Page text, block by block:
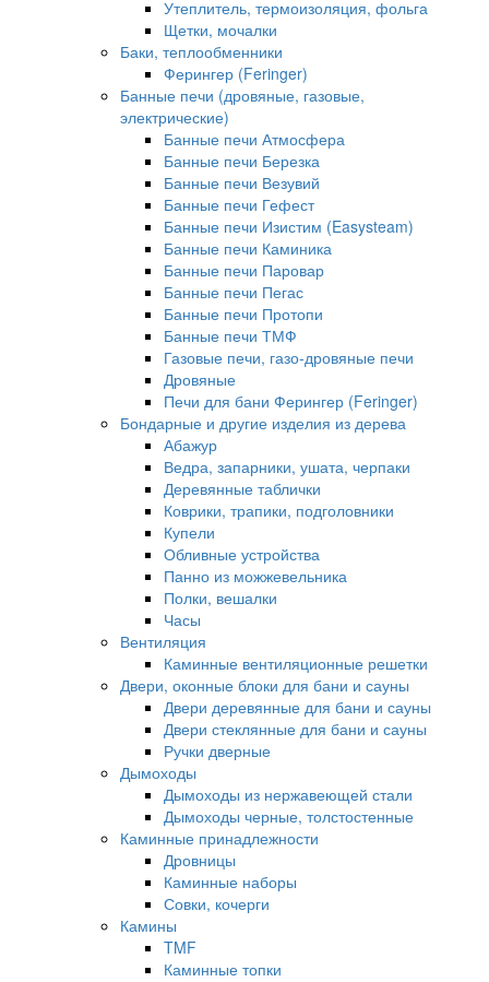
Утеплитель, термоизоляция, фольга
Щетки, мочалки
Баки, теплообменники
Ферингер (Feringer)
Банные печи (дровяные, газовые,
электрические)
Банные печи Атмосфера
Банные печи Березка
Банные печи Везувий
Банные печи Гефест
Банные печи Изистим (Easysteam)
Банные печи Каминика
Банные печи Паровар
Банные печи Пегас
Банные печи Протопи
Банные печи ТМФ
Газовые печи, газо-дровяные печи
Дровяные
Печи для бани Ферингер (Feringer)
Бондарные и другие изделия из дерева
Абажур
Ведра, запарники, ушата, черпаки
Деревянные таблички
Коврики, трапики, подголовники
Купели
Обливные устройства
Панно из можжевельника
Полки, вешалки
Часы
Вентиляция
Каминные вентиляционные решетки
Двери, оконные блоки для бани и сауны
Двери деревянные для бани и сауны
Двери стеклянные для бани и сауны
Ручки дверные
Дымоходы
Дымоходы из нержавеющей стали
Дымоходы черные, толстостенные
Каминные принадлежности
Дровницы
Каминные наборы
Совки, кочерги
Камины
TMF
Каминные топки